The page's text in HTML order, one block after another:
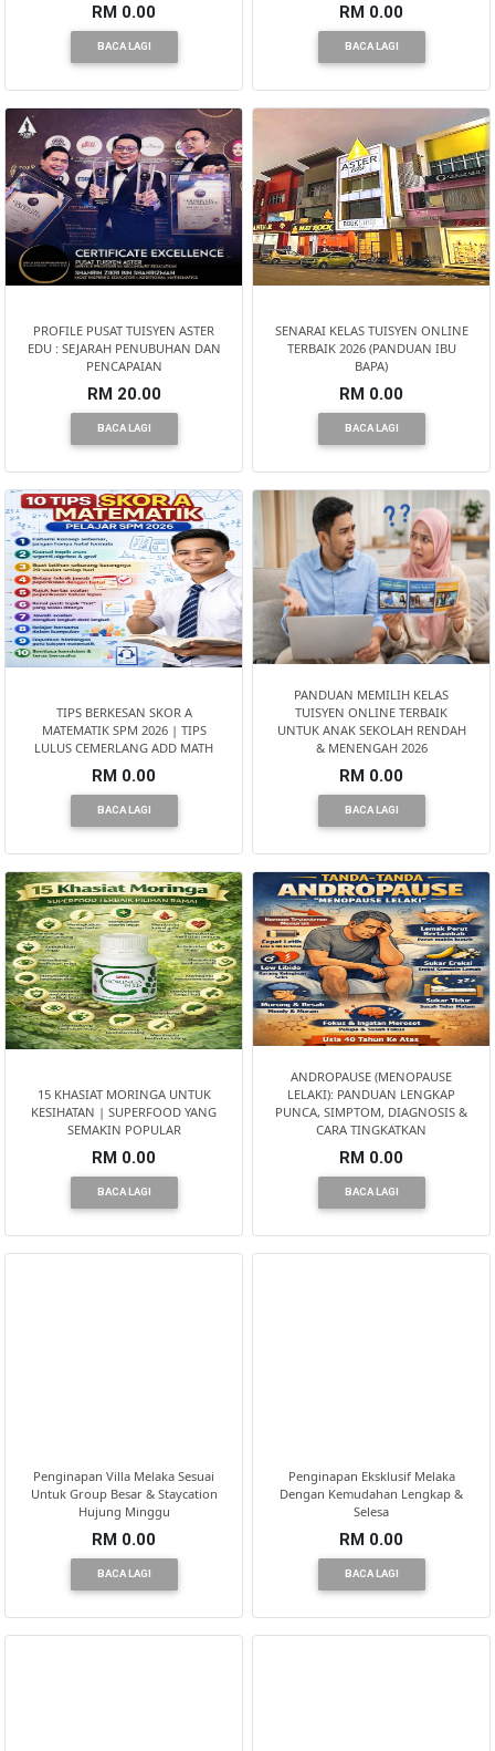
RM 0.00
BACA LAGI
RM 0.00
BACA LAGI
PROFILE PUSAT TUISYEN ASTER
EDU : SEJARAH PENUBUHAN DAN
PENCAPAIAN
RM 20.00
BACA LAGI
SENARAI KELAS TUISYEN ONLINE
TERBAIK 2026 (PANDUAN IBU
BAPA)
RM 0.00
BACA LAGI
TIPS BERKESAN SKOR A
MATEMATIK SPM 2026 | TIPS
LULUS CEMERLANG ADD MATH
RM 0.00
BACA LAGI
PANDUAN MEMILIH KELAS
TUISYEN ONLINE TERBAIK
UNTUK ANAK SEKOLAH RENDAH
& MENENGAH 2026
RM 0.00
BACA LAGI
15 KHASIAT MORINGA UNTUK
KESIHATAN | SUPERFOOD YANG
SEMAKIN POPULAR
RM 0.00
BACA LAGI
ANDROPAUSE (MENOPAUSE
LELAKI): PANDUAN LENGKAP
PUNCA, SIMPTOM, DIAGNOSIS &
CARA TINGKATKAN
RM 0.00
BACA LAGI
Penginapan Villa Melaka Sesuai
Untuk Group Besar & Staycation
Hujung Minggu
RM 0.00
BACA LAGI
Penginapan Eksklusif Melaka
Dengan Kemudahan Lengkap &
Selesa
RM 0.00
BACA LAGI